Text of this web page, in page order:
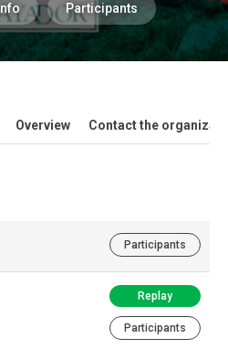
Info Participants
Overview Contact the
Participants
Replay
Participants